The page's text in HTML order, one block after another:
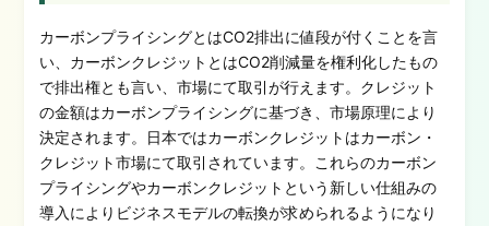
カーボンプライシングとはCO2排出に値段が付くことを言
い、カーボンクレジットとはCO2削減量を権利化したもの
で排出権とも言い、市場にて取引が行えます。クレジット
の金額はカーボンプライシングに基づき、市場原理により
決定されます。日本ではカーボンクレジットはカーボン・
クレジット市場にて取引されています。これらのカーボン
プライシングやカーボンクレジットという新しい仕組みの
導入によりビジネスモデルの転換が求められるようになり